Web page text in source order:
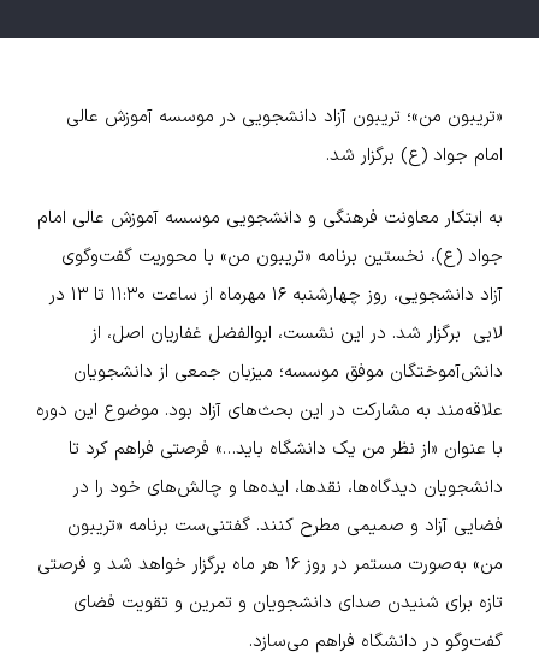
«تریبون من»؛ تریبون آزاد دانشجویی در موسسه آموزش عالی
امام جواد (ع) برگزار شد.
به ابتکار معاونت فرهنگی و دانشجویی موسسه آموزش عالی امام
جواد (ع)، نخستین برنامه «تریبون من» با محوریت گفت‌وگوی
آزاد دانشجویی، روز چهارشنبه ۱۶ مهرماه از ساعت ۱۱:۳۰ تا ۱۳ در
لابی برگزار شد. در این نشست، ابوالفضل غفاریان اصل، از
دانش‌آموختگان موفق موسسه؛ میزبان جمعی از دانشجویان
علاقه‌مند به مشارکت در این بحث‌های آزاد بود. موضوع این دوره
با عنوان «از نظر من یک دانشگاه باید…» فرصتی فراهم کرد تا
دانشجویان دیدگاه‌ها، نقدها، ایده‌ها و چالش‌های خود را در
فضایی آزاد و صمیمی مطرح کنند. گفتنی‌ست برنامه «تریبون
من» به‌صورت مستمر در روز ۱۶ هر ماه برگزار خواهد شد و فرصتی
تازه برای شنیدن صدای دانشجویان و تمرین و تقویت فضای
گفت‌وگو در دانشگاه فراهم می‌سازد.